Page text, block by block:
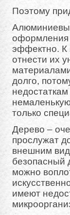
Поэтому
оформления
эффектно. К
отнести их
долго,
только
Дерево –
прослужат
внешним
безопасный
можно
имеют